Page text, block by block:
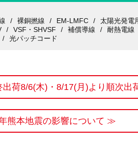
裸銅撚線 EM-LMFC
太陽光発電
VSF・SHVSF 補償導線
耐熱電線
光パッチコード
荷8/6(木)・8/17(月)より順次出
熊本地震の影響について ≫